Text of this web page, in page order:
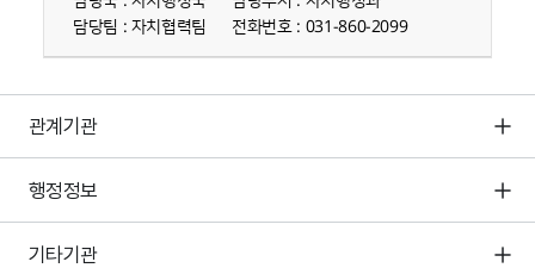
담당팀 : 자치협력팀
전화번호 : 031-860-2099
관계기관
행정정보
기타기관